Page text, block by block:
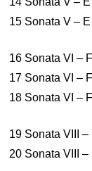
15 Sonata V –
16 Sonata VI –
17 Sonata VI –
18 Sonata VI –
19 Sonata VIII
20 Sonata VIII